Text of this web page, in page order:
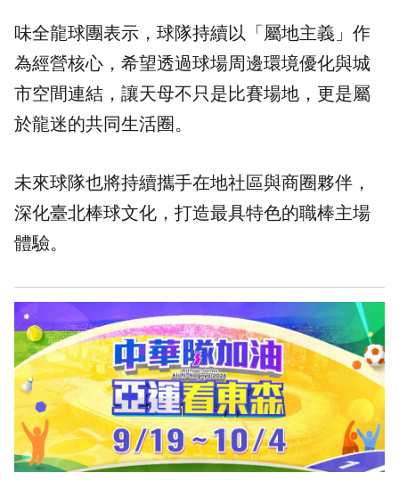
味全龍球團表示，球隊持續以「屬地主義」作
為經營核心，希望透過球場周邊環境優化與城
市空間連結，讓天母不只是比賽場地，更是屬
於龍迷的共同生活圈。
未來球隊也將持續攜手在地社區與商圈夥伴，
深化臺北棒球文化，打造最具特色的職棒主場
體驗。